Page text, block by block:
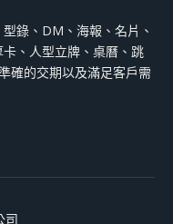
錄、DM、海報、名片、
、人型立牌、桌曆、跳
確的交期以及滿足客戶需
司